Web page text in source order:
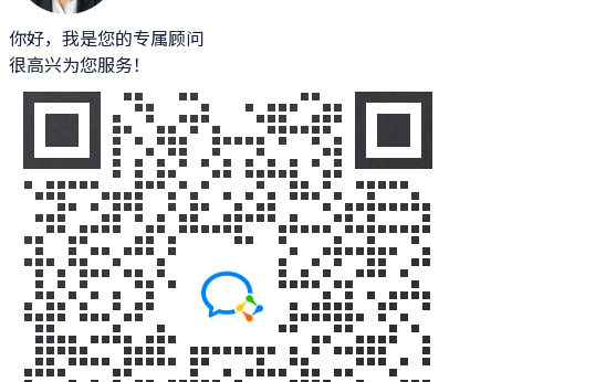
你好，我是您的专属顾问
很高兴为您服务！